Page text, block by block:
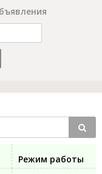
Режим работы